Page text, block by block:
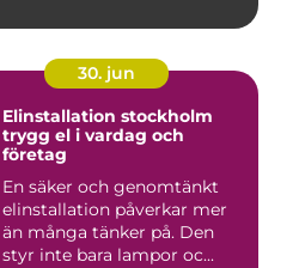
30. jun
Elinstallation stockholm
trygg el i vardag och
företag
En säker och genomtänkt
elinstallation påverkar mer
än många tänker på. Den
styr inte bara lampor oc...